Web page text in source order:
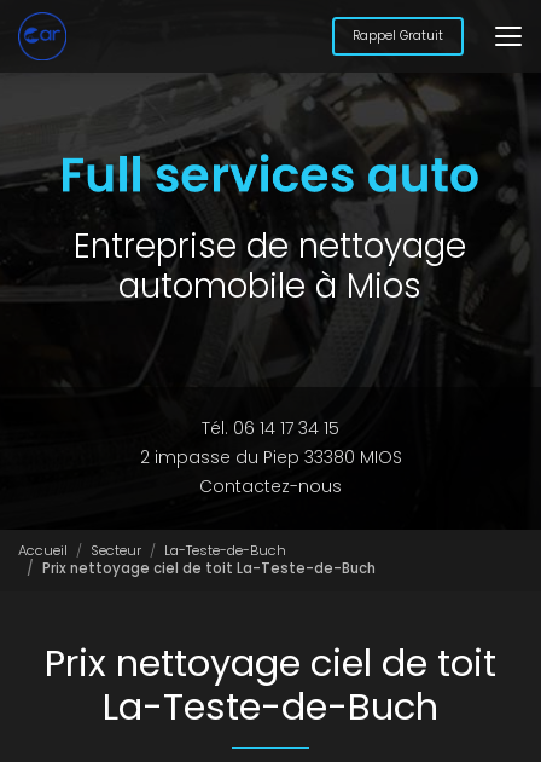
Aller
au
contenu
principal
Rappel Gratuit
Entreprise de nettoyage
automobile à Mios
Tél. 06 14 17 34 15
2 impasse du Piep 33380 MIOS
Contactez-nous
Accueil Secteur
La-Teste-de-Buch
Prix nettoyage ciel de toit La-Teste-de-Buch
Prix nettoyage ciel de toit
La-Teste-de-Buch